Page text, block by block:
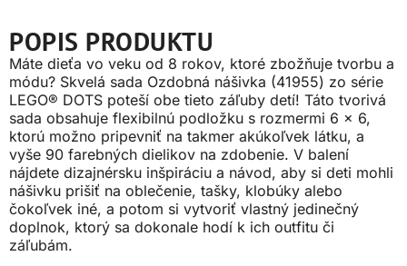
POPIS PRODUKTU
Máte dieťa vo veku od 8 rokov, ktoré zbožňuje tvorbu a
módu? Skvelá sada Ozdobná nášivka (41955) zo série
LEGO® DOTS poteší obe tieto záľuby detí! Táto tvorivá
sada obsahuje flexibilnú podložku s rozmermi 6 x 6,
ktorú možno pripevniť na takmer akúkoľvek látku, a
vyše 90 farebných dielikov na zdobenie. V balení
nájdete dizajnérsku inšpiráciu a návod, aby si deti mohli
nášivku prišiť na oblečenie, tašky, klobúky alebo
čokoľvek iné, a potom si vytvoriť vlastný jedinečný
doplnok, ktorý sa dokonale hodí k ich outfitu či
záľubám.